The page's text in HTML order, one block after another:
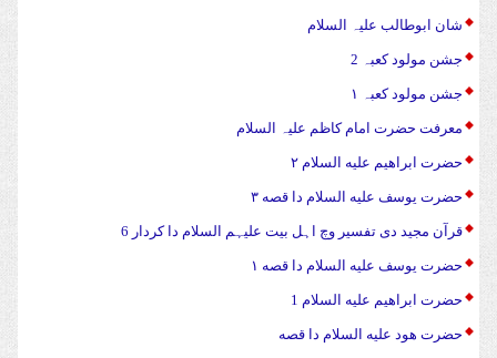
شان ابوطالب علیہ السلام
جشن مولود کعبہ 2
جشن مولود کعبہ ۱
معرفت حضرت امام کاظم علیہ السلام
حضرت ابراهیم علیه السلام ۲
حضرت يوسف علیه السلام دا قصه ۳
قرآن مجید دی تفسیر وچ اہل بیت علیہم السلام دا کردار 6
حضرت يوسف علیه السلام دا قصه ۱
حضرت ابراهیم علیه السلام 1
حضرت هود علیه السلام دا قصه